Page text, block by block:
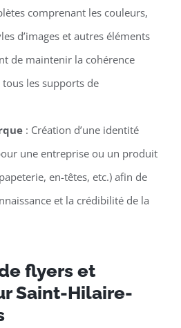
comprenant les couleurs,
d’images et autres éléments
de maintenir la cohérence
les supports de
: Création d’une identité
une entreprise ou un produit
en-têtes, etc.) afin de
et la crédibilité de la
flyers et
Saint-Hilaire-